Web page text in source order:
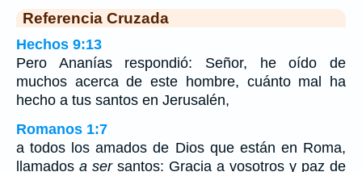
Referencia Cruzada
Hechos 9:13
Pero Ananías respondió: Señor, he oído de
muchos acerca de este hombre, cuánto mal ha
hecho a tus santos en Jerusalén,
Romanos 1:7
a todos los amados de Dios que están en Roma,
llamados a sersantos: Gracia a vosotros y paz de